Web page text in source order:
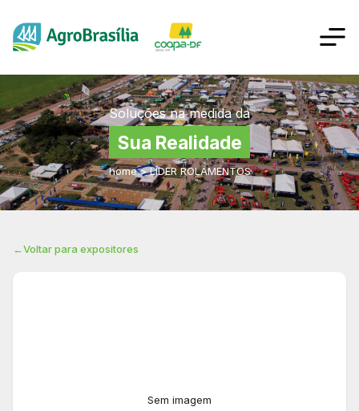
Soluções na medida da
Sua Realidade
home > LÍDER ROLAMENTOS
←Voltar para expositores
Sem imagem